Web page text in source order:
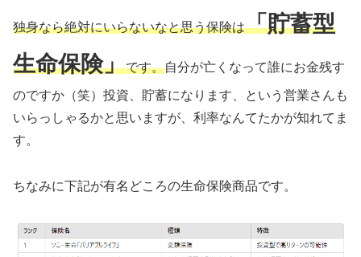
独身なら絶対にいらないなと思う保険は「貯蓄型
生命保険」です。自分が亡くなって誰にお金残す
のですか（笑）投資、貯蓄になります、という営業さんも
いらっしゃるかと思いますが、利率なんてたかが知れてま
す。
ちなみに下記が有名どころの生命保険商品です。